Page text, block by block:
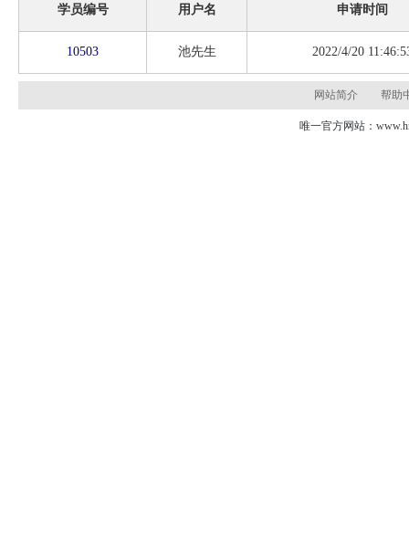
学员编号 用户名 申请时间
10503 池先生 2022/4/20
网站简介 帮助
唯一官方网站：